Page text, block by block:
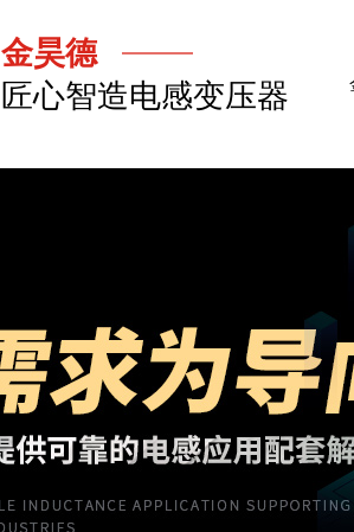
金昊德
匠心智造电感变压器